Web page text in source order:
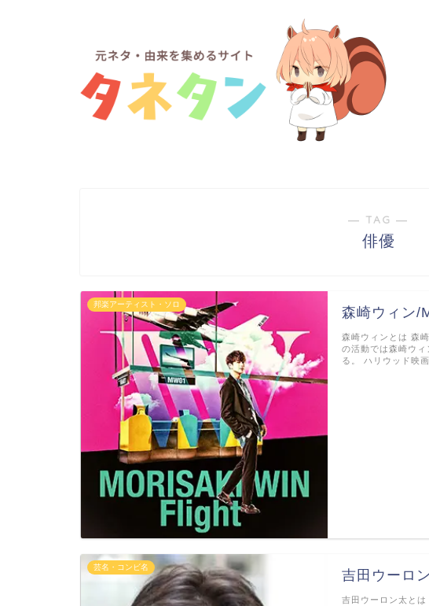
― TAG ―
俳優
邦楽アーティスト・ソロ
森崎ウィン/
森崎ウィンとは 森
の活動では森崎ウ
る。 ハリウッド映
芸名・コンビ名
吉田ウーロ
吉田ウーロン太と